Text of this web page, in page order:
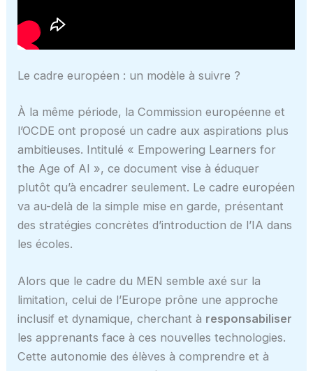
Le cadre européen : un modèle à suivre ?
À la même période, la Commission européenne et
l’OCDE ont proposé un cadre aux aspirations plus
ambitieuses. Intitulé « Empowering Learners for
the Age of AI », ce document vise à éduquer
plutôt qu’à encadrer seulement. Le cadre européen
va au-delà de la simple mise en garde, présentant
des stratégies concrètes d’introduction de l’IA dans
les écoles.
Alors que le cadre du MEN semble axé sur la
limitation, celui de l’Europe prône une approche
inclusif et dynamique, cherchant à responsabiliser
les apprenants face à ces nouvelles technologies.
Cette autonomie des élèves à comprendre et à